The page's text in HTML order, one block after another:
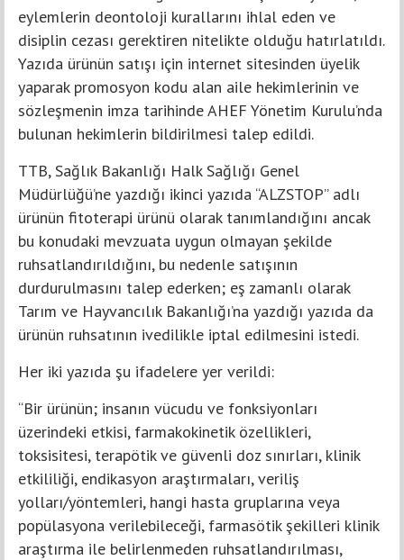
eylemlerin deontoloji kurallarını ihlal eden ve
disiplin cezası gerektiren nitelikte olduğu hatırlatıldı.
Yazıda ürünün satışı için internet sitesinden üyelik
yaparak promosyon kodu alan aile hekimlerinin ve
sözleşmenin imza tarihinde AHEF Yönetim Kurulu’nda
bulunan hekimlerin bildirilmesi talep edildi.
TTB, Sağlık Bakanlığı Halk Sağlığı Genel
Müdürlüğü’ne yazdığı ikinci yazıda “ALZSTOP” adlı
ürünün fitoterapi ürünü olarak tanımlandığını ancak
bu konudaki mevzuata uygun olmayan şekilde
ruhsatlandırıldığını, bu nedenle satışının
durdurulmasını talep ederken; eş zamanlı olarak
Tarım ve Hayvancılık Bakanlığı’na yazdığı yazıda da
ürünün ruhsatının ivedilikle iptal edilmesini istedi.
Her iki yazıda şu ifadelere yer verildi:
“Bir ürünün; insanın vücudu ve fonksiyonları
üzerindeki etkisi, farmakokinetik özellikleri,
toksisitesi, terapötik ve güvenli doz sınırları, klinik
etkililiği, endikasyon araştırmaları, veriliş
yolları/yöntemleri, hangi hasta gruplarına veya
popülasyona verilebileceği, farmasötik şekilleri klinik
araştırma ile belirlenmeden ruhsatlandırılması,